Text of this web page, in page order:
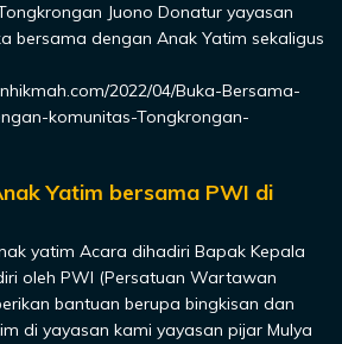
Juono Donatur yayasan
bersama dengan Anak Yatim sekaligus
2022/04/Buka-Bersama-
komunitas-Tongkrongan-
Yatim bersama PWI di
yatim Acara dihadiri Bapak Kepala
oleh PWI (Persatuan Wartawan
bantuan berupa bingkisan dan
di yayasan kami yayasan pijar Mulya